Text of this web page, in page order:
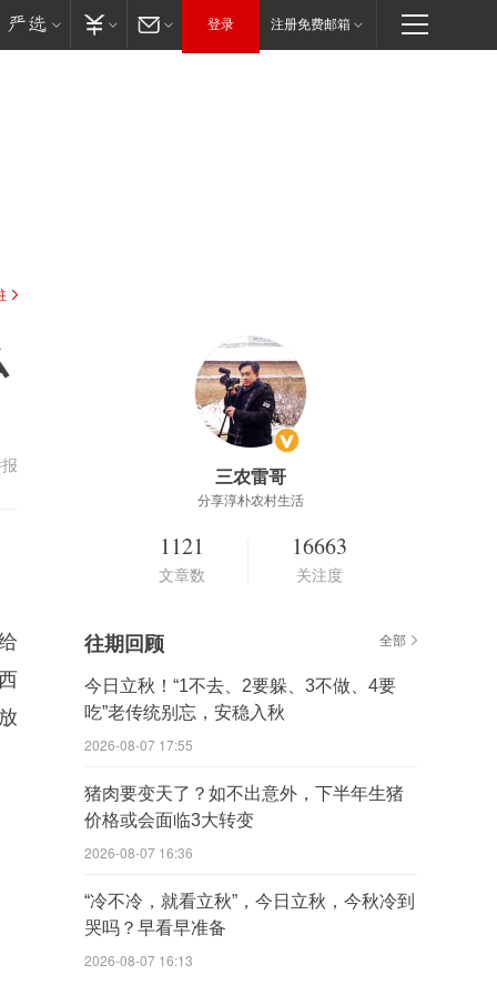
登录 注册免费邮箱
三农雷哥
分享淳朴农村生活
1121
文章数
16663
关注度
往期回顾 全部
今日立秋！“1不去、2要躲、3不做、4要
吃”老传统别忘，安稳入秋
2026-08-07 17:55
猪肉要变天了？如不出意外，下半年生猪
价格或会面临3大转变
2026-08-07 16:36
“冷不冷，就看立秋”，今日立秋，今秋冷到
哭吗？早看早准备
2026-08-07 16:13